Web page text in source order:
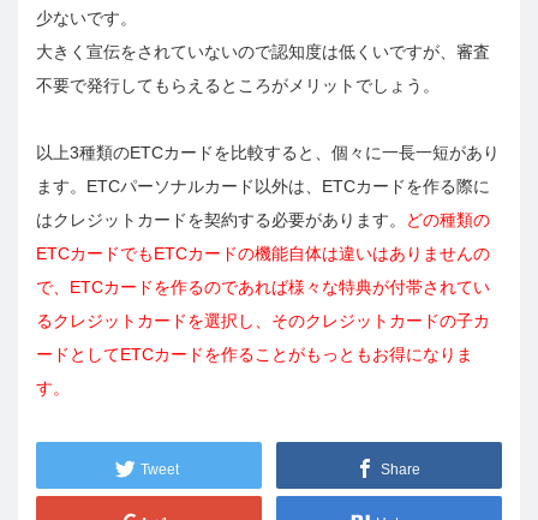
少ないです。
大きく宣伝をされていないので認知度は低くいですが、審査
不要で発行してもらえるところがメリットでしょう。
以上3種類のETCカードを比較すると、個々に一長一短があり
ます。ETCパーソナルカード以外は、ETCカードを作る際に
はクレジットカードを契約する必要があります。
どの種類の
ETCカードでもETCカードの機能自体は違いはありませんの
で、ETCカードを作るのであれば様々な特典が付帯されてい
るクレジットカードを選択し、そのクレジットカードの子カ
ードとしてETCカードを作ることがもっともお得になりま
す。
Tweet Share